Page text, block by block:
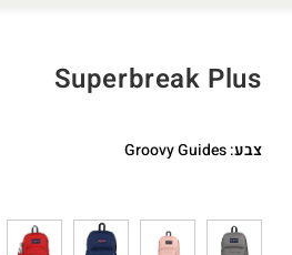
Superbreak Plus
צבע:
Groovy Guides